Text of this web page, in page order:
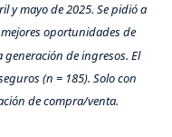
y mayo de 2025. Se pidió a
oportunidades de
de ingresos. El
(n = 185). Solo con
de compra/venta.